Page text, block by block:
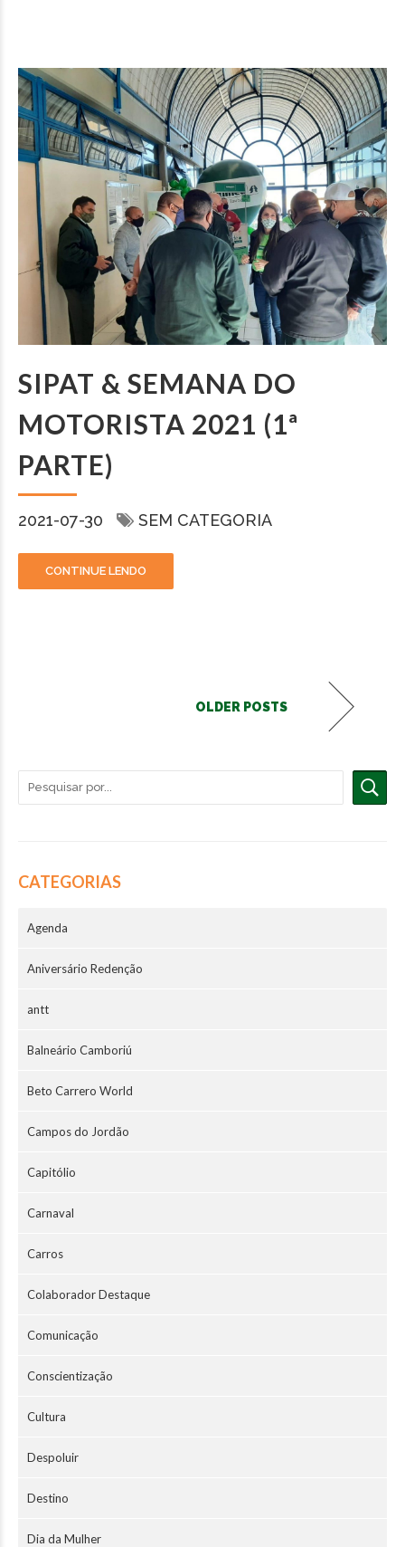
SIPAT & SEMANA DO
MOTORISTA 2021 (1ª
PARTE)
2021-07-30 SEM CATEGORIA
CONTINUE LENDO
OLDER POSTS
CATEGORIAS
Agenda
Aniversário Redenção
antt
Balneário Camboriú
Beto Carrero World
Campos do Jordão
Capitólio
Carnaval
Carros
Colaborador Destaque
Comunicação
Conscientização
Cultura
Despoluir
Destino
Dia da Mulher